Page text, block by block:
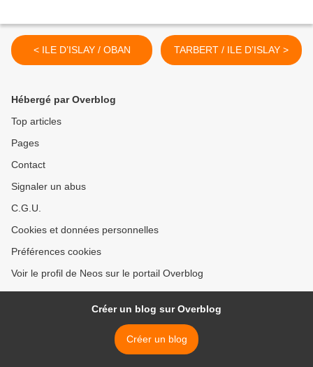
< ILE D’ISLAY / OBAN TARBERT / ILE D’ISLAY >
Hébergé par Overblog
Top articles
Pages
Contact
Signaler un abus
C.G.U.
Cookies et données personnelles
Préférences cookies
Voir le profil de Neos sur le portail Overblog
Créer un blog sur Overblog
Créer un blog